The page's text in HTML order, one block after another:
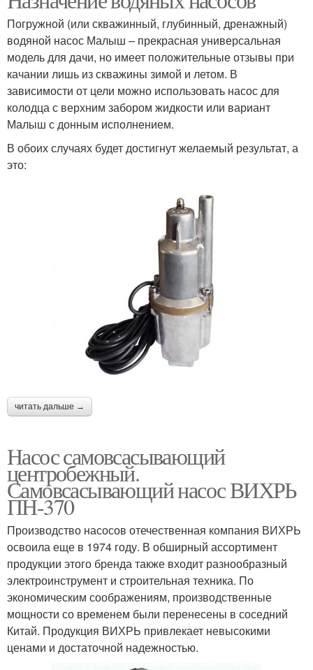
Погружной (или скважинный, глубинный, дренажный)
водяной насос Малыш – прекрасная универсальная
модель для дачи, но имеет положительные отзывы при
качании лишь из скважины зимой и летом. В
зависимости от цели можно использовать насос для
колодца с верхним забором жидкости или вариант
Малыш с донным исполнением.
В обоих случаях будет достигнут желаемый результат, а
это:
читать дальше →
Насос самовсасывающий
центробежный.
Самовсасывающий насос ВИХРЬ
ПН-370
Производство насосов отечественная компания ВИХРЬ
освоила еще в 1974 году. В обширный ассортимент
продукции этого бренда также входит разнообразный
электроинструмент и строительная техника. По
экономическим соображениям, производственные
мощности со временем были перенесены в соседний
Китай. Продукция ВИХРЬ привлекает невысокими
ценами и достаточной надежностью.